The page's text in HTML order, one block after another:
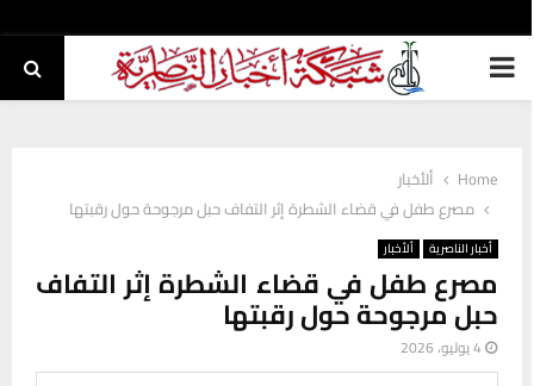
PRIMARY
Home
ألأخبار
مصرع طفل في قضاء الشطرة إثر التفاف حبل مرجوحة حول رقبتها
أخبار الناصرية ألأخبار
مصرع طفل في قضاء الشطرة إثر التفاف
حبل مرجوحة حول رقبتها
4 يوليو، 2026